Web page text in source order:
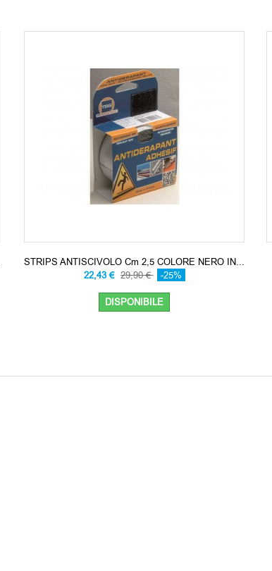
STRIPS ANTISCIVOLO Cm 2,5 COLORE NERO IN...
22,43 € 29,90 € -25%
DISPONIBILE